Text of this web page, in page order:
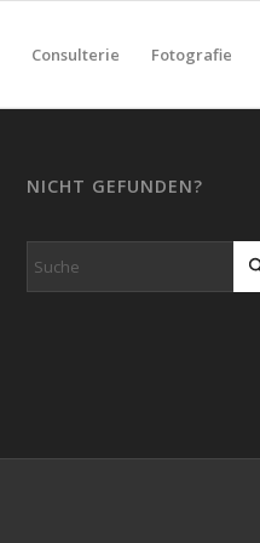
Consulterie Fotografie
NICHT GEFUNDEN?